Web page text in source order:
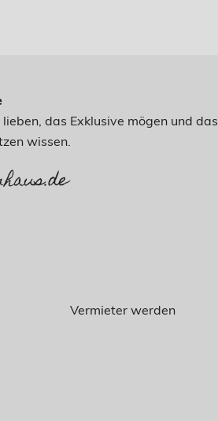
das Exklusive mögen und das
wissen.
Vermieter werden